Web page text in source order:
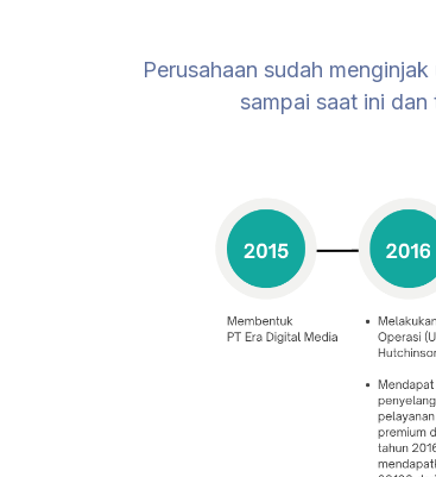
Perusahaan sudah
sampai saat ini